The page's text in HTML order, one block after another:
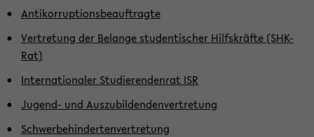
An­ti­kor­rup­ti­ons­be­auf­trag­te
Ver­tre­tung der Be­lan­ge stu­den­ti­scher Hilfs­kräf­te (SHK-​
Rat)
In­ter­na­tio­na­ler Stu­die­ren­den­rat ISR
Jugend-​ und Aus­zu­bil­den­den­ver­tre­tung
Schwer­be­hin­der­ten­ver­tre­tung